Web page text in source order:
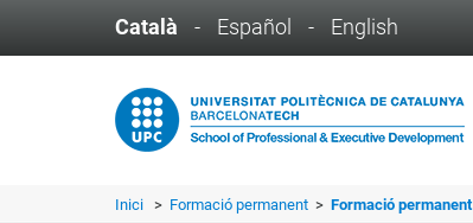
Català - Español - English
Inici > Formació permanent > Formació permanent